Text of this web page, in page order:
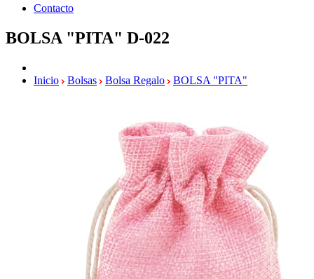
Contacto
BOLSA "PITA" D-022
Inicio Bolsas Bolsa Regalo BOLSA "PITA"